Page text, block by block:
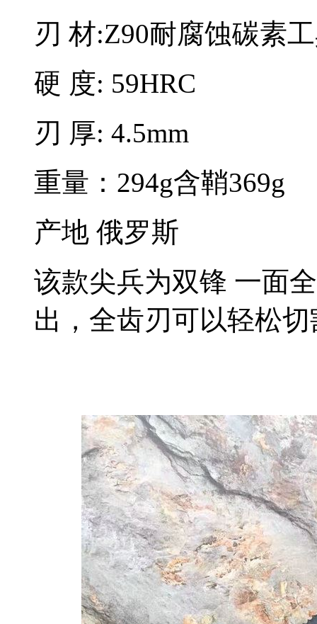
刃 材:Z90耐腐蚀碳素
硬 度: 59HRC
刃 厚: 4.5mm
重量：294g含鞘369g
产地 俄罗斯
该款尖兵为双锋 一面
出，全齿刃可以轻松